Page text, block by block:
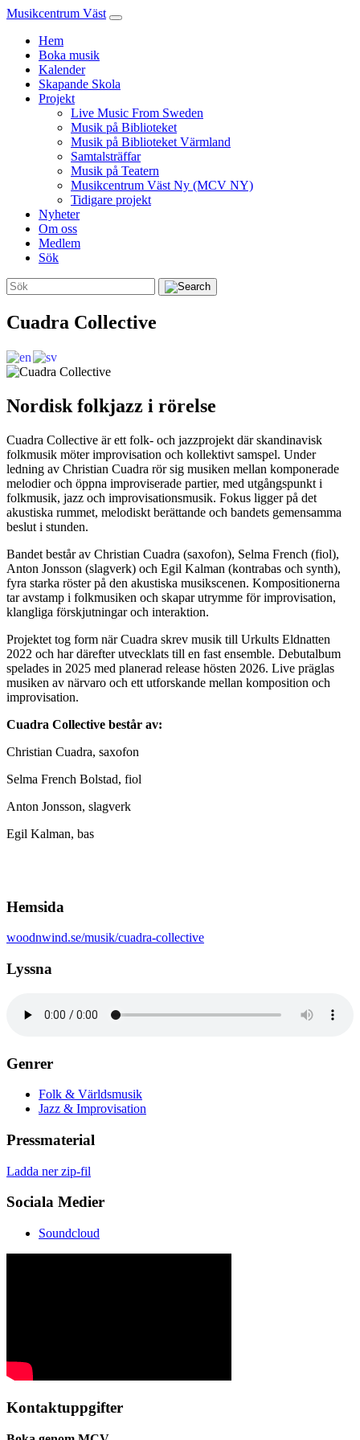
Musikcentrum Väst
Hem
Boka musik
Kalender
Skapande Skola
Projekt
Live Music From Sweden
Musik på Biblioteket
Musik på Biblioteket Värmland
Samtalsträffar
Musik på Teatern
Musikcentrum Väst Ny (MCV NY)
Tidigare projekt
Nyheter
Om oss
Medlem
Sök
Cuadra Collective
Nordisk folkjazz i rörelse
Cuadra Collective är ett folk- och jazzprojekt där skandinavisk
folkmusik möter improvisation och kollektivt samspel. Under
ledning av Christian Cuadra rör sig musiken mellan komponerade
melodier och öppna improviserade partier, med utgångspunkt i
folkmusik, jazz och improvisationsmusik. Fokus ligger på det
akustiska rummet, melodiskt berättande och bandets gemensamma
beslut i stunden.
Bandet består av Christian Cuadra (saxofon), Selma French (fiol),
Anton Jonsson (slagverk) och Egil Kalman (kontrabas och synth),
fyra starka röster på den akustiska musikscenen. Kompositionerna
tar avstamp i folkmusiken och skapar utrymme för improvisation,
klangliga förskjutningar och interaktion.
Projektet tog form när Cuadra skrev musik till Urkults Eldnatten
2022 och har därefter utvecklats till en fast ensemble. Debutalbum
spelades in 2025 med planerad release hösten 2026. Live präglas
musiken av närvaro och ett utforskande mellan komposition och
improvisation.
Cuadra Collective består av:
Christian Cuadra, saxofon
Selma French Bolstad, fiol
Anton Jonsson, slagverk
Egil Kalman, bas
Hemsida
woodnwind.se/musik/cuadra-collective
Lyssna
Genrer
Folk & Världsmusik
Jazz & Improvisation
Pressmaterial
Ladda ner zip-fil
Sociala Medier
Soundcloud
Kontaktuppgifter